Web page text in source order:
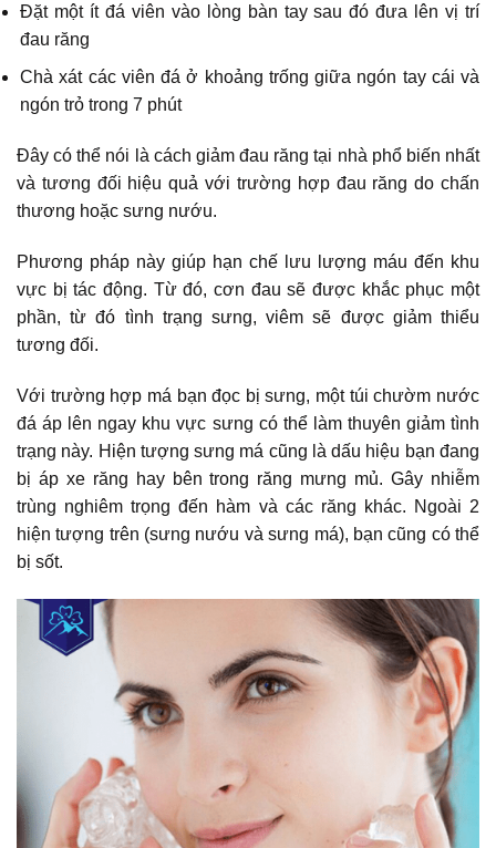
Đặt một ít đá viên vào lòng bàn tay sau đó đưa lên vị trí
đau răng
Chà xát các viên đá ở khoảng trống giữa ngón tay cái và
ngón trỏ trong 7 phút
Đây có thể nói là cách giảm đau răng tại nhà phổ biến nhất
và tương đối hiệu quả với trường hợp đau răng do chấn
thương hoặc sưng nướu.
Phương pháp này giúp hạn chế lưu lượng máu đến khu
vực bị tác động. Từ đó, cơn đau sẽ được khắc phục một
phần, từ đó tình trạng sưng, viêm sẽ được giảm thiểu
tương đối.
Với trường hợp má bạn đọc bị sưng, một túi chườm nước
đá áp lên ngay khu vực sưng có thể làm thuyên giảm tình
trạng này. Hiện tượng sưng má cũng là dấu hiệu bạn đang
bị áp xe răng hay bên trong răng mưng mủ. Gây nhiễm
trùng nghiêm trọng đến hàm và các răng khác. Ngoài 2
hiện tượng trên (sưng nướu và sưng má), bạn cũng có thể
bị sốt.